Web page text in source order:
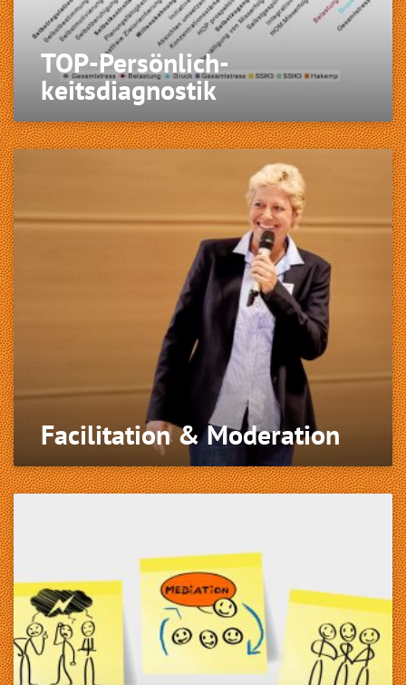
TOP-Persönlich­
keitsdiagnostik
Facilitation & Moderation